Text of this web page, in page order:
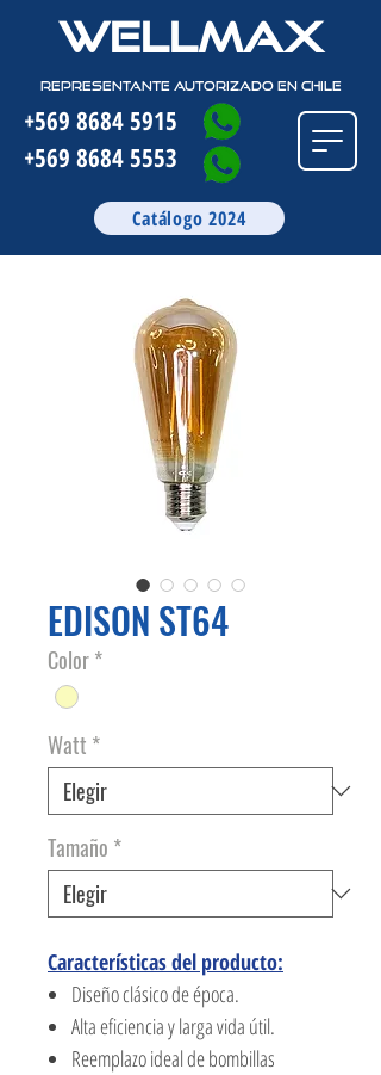
wellmax
REPRESENTANTE AUTORIZADO EN CHILE
+569 8684 5915
+569 8684 5553
Catálogo 2024
EDISON ST64
Color*
Watt *
Tamaño *
Características del producto:
Diseño clásico de época.
Alta eficiencia y larga vida útil.
Reemplazo ideal de bombillas